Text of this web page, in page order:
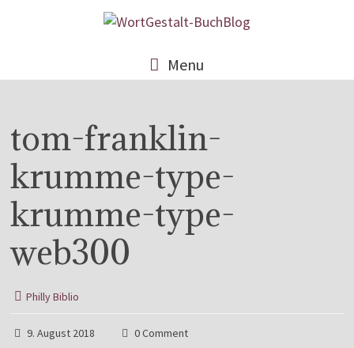
Menu
tom-franklin-
krumme-type-
krumme-type-
web300
Philly Biblio
9. August 2018 0 Comment